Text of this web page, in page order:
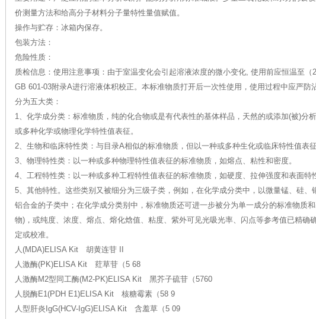
价测量方法和给高分子材料分子量特性量值赋值。
操作与贮存：冰箱内保存。
包装方法：
危险性质：
质检信息：使用注意事项：由于室温变化会引起溶液浓度的微小变化, 使用前应恒温至
GB 601-03附录A进行溶液体积校正。本标准物质打开后一次性使用，使用过程中应严防
分为五大类：
1、化学成分类：标准物质，纯的化合物或是有代表性的基体样品，天然的或添加(被)分
或多种化学或物理化学特性值表征。
2、生物和临床特性类：与目录A相似的标准物质，但以一种或多种生化或临床特性值表征
3、物理特性类：以一种或多种物理特性值表征的标准物质，如熔点、粘性和密度。
4、工程特性类：以一种或多种工程特性值表征的标准物质，如硬度、拉伸强度和表面特
5、其他特性。这些类别又被细分为三级子类，例如，在化学成分类中，以微量锰、硅
铝合金的子类中；在化学成分类别中，标准物质还可进一步被分为单一成分的标准物质
物)，或纯度、浓度、熔点、熔化焓值、粘度、紫外可见光吸光率、闪点等参考值已精
定或校准。
人(MDA)ELISA Kit 胡黄连苷 II
人激酶(PK)ELISA Kit 荭草苷（5 68
人激酶M2型同工酶(M2-PK)ELISA Kit 黑芥子硫苷（5760
人脱酶E1(PDH E1)ELISA Kit 核糖霉素（58 9
人型肝炎IgG(HCV-IgG)ELISA Kit 含羞草（5 09